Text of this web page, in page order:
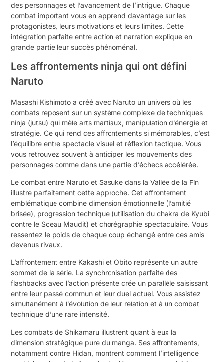
des personnages et l’avancement de l’intrigue. Chaque
combat important vous en apprend davantage sur les
protagonistes, leurs motivations et leurs limites. Cette
intégration parfaite entre action et narration explique en
grande partie leur succès phénoménal.
Les affrontements ninja qui ont défini
Naruto
Masashi Kishimoto a créé avec Naruto un univers où les
combats reposent sur un système complexe de techniques
ninja (jutsu) qui mêle arts martiaux, manipulation d’énergie et
stratégie. Ce qui rend ces affrontements si mémorables, c’est
l’équilibre entre spectacle visuel et réflexion tactique. Vous
vous retrouvez souvent à anticiper les mouvements des
personnages comme dans une partie d’échecs accélérée.
Le combat entre Naruto et Sasuke dans la Vallée de la Fin
illustre parfaitement cette approche. Cet affrontement
emblématique combine dimension émotionnelle (l’amitié
brisée), progression technique (utilisation du chakra de Kyubi
contre le Sceau Maudit) et chorégraphie spectaculaire. Vous
ressentez le poids de chaque coup échangé entre ces amis
devenus rivaux.
L’affrontement entre Kakashi et Obito représente un autre
sommet de la série. La synchronisation parfaite des
flashbacks avec l’action présente crée un parallèle saisissant
entre leur passé commun et leur duel actuel. Vous assistez
simultanément à l’évolution de leur relation et à un combat
technique d’une rare intensité.
Les combats de Shikamaru illustrent quant à eux la
dimension stratégique pure du manga. Ses affrontements,
notamment contre Hidan, montrent comment l’intelligence